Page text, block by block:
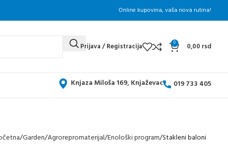
Online kupovina, vaša nova rutina!
Prijava / Registracija 0 0,00 rsd
Knjaza Miloša 169, Knjaževac 019 733 405
Garden Agrorepromaterijal Enološki program Stakleni baloni